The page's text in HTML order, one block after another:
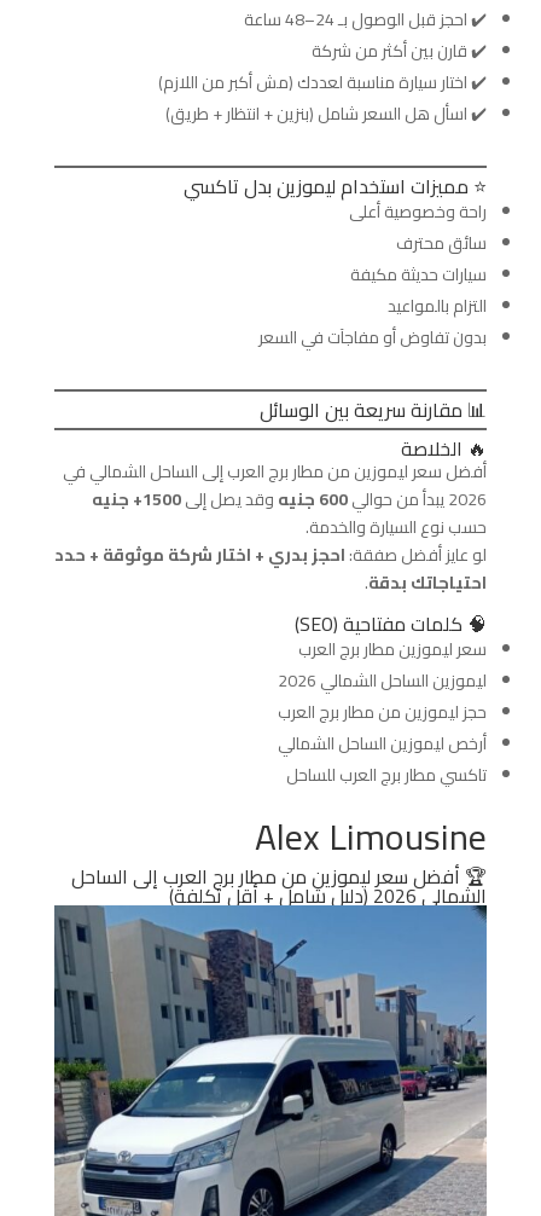
✔️ احجز قبل الوصول بـ 24–48 ساعة
✔️ قارن بين أكثر من شركة
✔️ اختار سيارة مناسبة لعددك (مش أكبر من اللازم)
✔️ اسأل هل السعر شامل (بنزين + انتظار + طريق)
⭐ مميزات استخدام ليموزين بدل تاكسي
راحة وخصوصية أعلى
سائق محترف
سيارات حديثة مكيفة
التزام بالمواعيد
بدون تفاوض أو مفاجآت في السعر
📊 مقارنة سريعة بين الوسائل
🔥 الخلاصة
أفضل سعر ليموزين من مطار برج العرب إلى الساحل الشمالي في
2026 يبدأ من حوالي
600 جنيه وقد يصل إلى1500+ جنيه
حسب نوع السيارة والخدمة.
لو عايز أفضل صفقة:احجز بدري + اختار شركة موثوقة + حدد
احتياجاتك بدقة.
🧠 كلمات مفتاحية (SEO)
سعر ليموزين مطار برج العرب
ليموزين الساحل الشمالي 2026
حجز ليموزين من مطار برج العرب
أرخص ليموزين الساحل الشمالي
تاكسي مطار برج العرب للساحل
Alex Limousine
🏆 أفضل سعر ليموزين من مطار برج العرب إلى الساحل
الشمالي 2026 (دليل شامل + أقل تكلفة)